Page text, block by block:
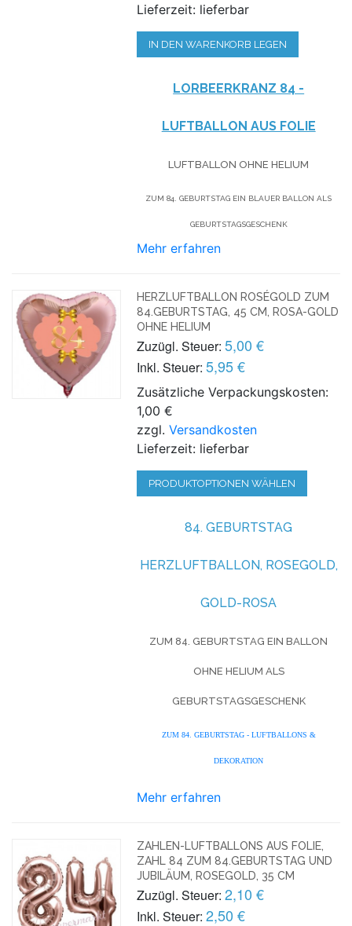
Lieferzeit: lieferbar
IN DEN WARENKORB LEGEN
LORBEERKRANZ 84 -
LUFTBALLON AUS FOLIE
LUFTBALLON OHNE HELIUM
ZUM 84. GEBURTSTAG EIN BLAUER BALLON ALS
GEBURTSTAGSGESCHENK
Mehr erfahren
HERZLUFTBALLON ROSÉGOLD ZUM
84.GEBURTSTAG, 45 CM, ROSA-GOLD
OHNE HELIUM
Zuzügl. Steuer: 5,00 €
Inkl. Steuer: 5,95 €
Zusätzliche Verpackungskosten:
1,00 €
zzgl.Versandkosten
Lieferzeit: lieferbar
PRODUKTOPTIONEN WÄHLEN
84. GEBURTSTAG
HERZLUFTBALLON, ROSEGOLD,
GOLD-ROSA
ZUM 84. GEBURTSTAG EIN BALLON
OHNE HELIUM ALS
GEBURTSTAGSGESCHENK
ZUM 84. GEBURTSTAG - LUFTBALLONS &
DEKORATION
Mehr erfahren
ZAHLEN-LUFTBALLONS AUS FOLIE,
ZAHL 84 ZUM 84.GEBURTSTAG UND
JUBILÄUM, ROSEGOLD, 35 CM
Zuzügl. Steuer: 2,10 €
Inkl. Steuer: 2,50 €